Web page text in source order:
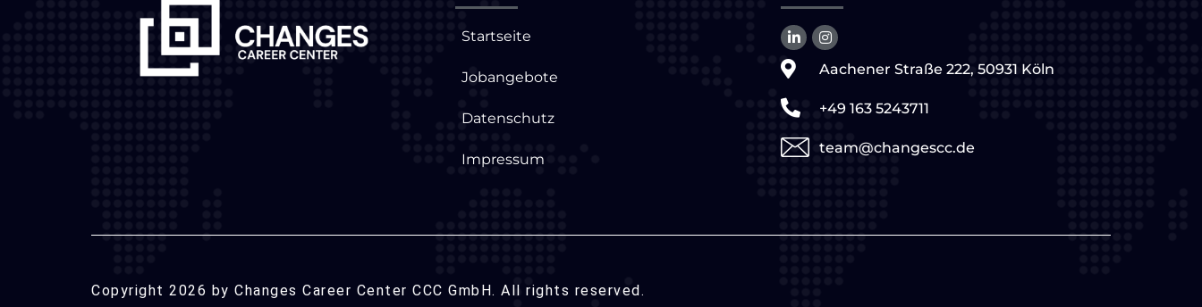
Startseite
Jobangebote
Datenschutz
Impressum
Aachener Straße 222, 50931 Köln
+49 163 5243711
team@changescc.de
Copyright 2026 by Changes Career Center CCC GmbH. All rights reserved.